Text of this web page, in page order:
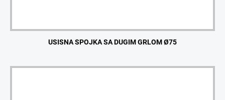
USISNA SPOJKA SA DUGIM GRLOM Ø75